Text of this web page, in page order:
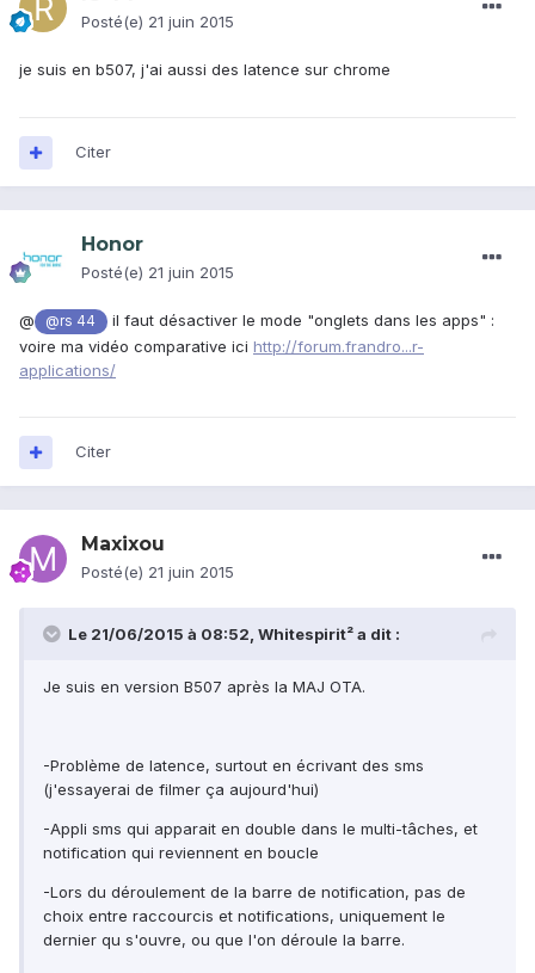
Posté(e) 21 juin 2015
je suis en b507, j'ai aussi des latence sur chrome
Citer
Honor
Posté(e) 21 juin 2015
@ @rs 44
il faut désactiver le mode "onglets dans les apps" :
voire ma vidéo comparative ici http://forum.frandro...r-
applications/
Citer
Maxixou
Posté(e) 21 juin 2015
Le 21/06/2015 à 08:52, Whitespirit² a dit :
Je suis en version B507 après la MAJ OTA.
-Problème de latence, surtout en écrivant des sms
(j'essayerai de filmer ça aujourd'hui)
-Appli sms qui apparait en double dans le multi-tâches, et
notification qui reviennent en boucle
-Lors du déroulement de la barre de notification, pas de
choix entre raccourcis et notifications, uniquement le
dernier qu s'ouvre, ou que l'on déroule la barre.